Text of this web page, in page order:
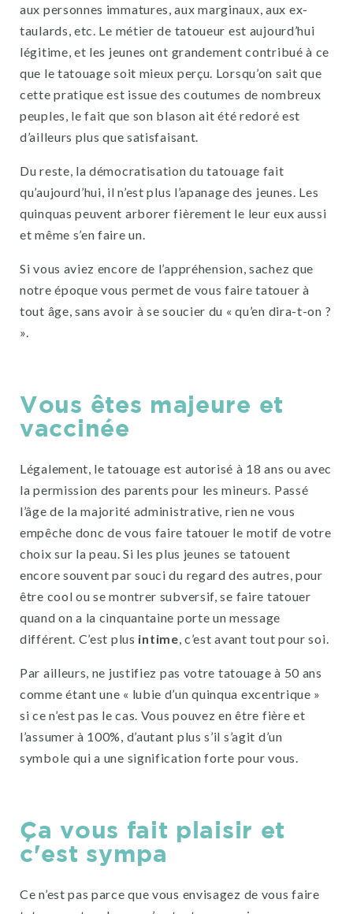
aux personnes immatures, aux marginaux, aux ex-
taulards, etc. Le métier de tatoueur est aujourd’hui
légitime, et les jeunes ont grandement contribué à ce
que le tatouage soit mieux perçu. Lorsqu’on sait que
cette pratique est issue des coutumes de nombreux
peuples, le fait que son blason ait été redoré est
d’ailleurs plus que satisfaisant.
Du reste, la démocratisation du tatouage fait
qu’aujourd’hui, il n’est plus l’apanage des jeunes. Les
quinquas peuvent arborer fièrement le leur eux aussi
et même s’en faire un.
Si vous aviez encore de l’appréhension, sachez que
notre époque vous permet de vous faire tatouer à
tout âge, sans avoir à se soucier du « qu’en dira-t-on ?
».
Vous êtes majeure et
vaccinée
Légalement, le tatouage est autorisé à 18 ans ou avec
la permission des parents pour les mineurs. Passé
l’âge de la majorité administrative, rien ne vous
empêche donc de vous faire tatouer le motif de votre
choix sur la peau. Si les plus jeunes se tatouent
encore souvent par souci du regard des autres, pour
être cool ou se montrer subversif, se faire tatouer
quand on a la cinquantaine porte un message
différent. C’est plus intime, c’est avant tout pour soi.
Par ailleurs, ne justifiez pas votre tatouage à 50 ans
comme étant une « lubie d’un quinqua excentrique »
si ce n’est pas le cas. Vous pouvez en être fière et
l’assumer à 100%, d’autant plus s’il s’agit d’un
symbole qui a une signification forte pour vous.
Ça vous fait plaisir et
c'est sympa
Ce n’est pas parce que vous envisagez de vous faire